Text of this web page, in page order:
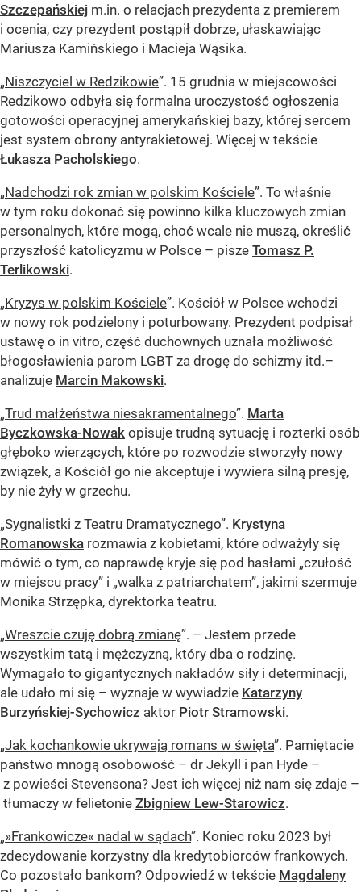
Szczepańskiej m.in. o relacjach prezydenta z premierem
i ocenia, czy prezydent postąpił dobrze, ułaskawiając
Mariusza Kamińskiego i Macieja Wąsika.
„Niszczyciel w Redzikowie”. 15 grudnia w miejscowości
Redzikowo odbyła się formalna uroczystość ogłoszenia
gotowości operacyjnej amerykańskiej bazy, której sercem
jest system obrony antyrakietowej. Więcej w tekście
Łukasza Pacholskiego.
„Nadchodzi rok zmian w polskim Kościele”. To właśnie
w tym roku dokonać się powinno kilka kluczowych zmian
personalnych, które mogą, choć wcale nie muszą, określić
przyszłość katolicyzmu w Polsce – pisze Tomasz P.
Terlikowski.
„Kryzys w polskim Kościele”. Kościół w Polsce wchodzi
w nowy rok podzielony i poturbowany. Prezydent podpisał
ustawę o in vitro, część duchownych uznała możliwość
błogosławienia parom LGBT za drogę do schizmy itd.–
analizuje Marcin Makowski.
„Trud małżeństwa niesakramentalnego”. Marta
Byczkowska-Nowak opisuje trudną sytuację i rozterki osób
głęboko wierzących, które po rozwodzie stworzyły nowy
związek, a Kościół go nie akceptuje i wywiera silną presję,
by nie żyły w grzechu.
„Sygnalistki z Teatru Dramatycznego”. Krystyna
Romanowska rozmawia z kobietami, które odważyły się
mówić o tym, co naprawdę kryje się pod hasłami „czułość
w miejscu pracy” i „walka z patriarchatem”, jakimi szermuje
Monika Strzępka, dyrektorka teatru.
„Wreszcie czuję dobrą zmianę”. – Jestem przede
wszystkim tatą i mężczyzną, który dba o rodzinę.
Wymagało to gigantycznych nakładów siły i determinacji,
ale udało mi się – wyznaje w wywiadzie Katarzyny
Burzyńskiej-Sychowicz aktor Piotr Stramowski.
„Jak kochankowie ukrywają romans w święta”. Pamiętacie
państwo mnogą osobowość – dr Jekyll i pan Hyde –
z powieści Stevensona? Jest ich więcej niż nam się zdaje –
tłumaczy w felietonie Zbigniew Lew-Starowicz.
„»Frankowicze« nadal w sądach”. Koniec roku 2023 był
zdecydowanie korzystny dla kredytobiorców frankowych.
Co pozostało bankom? Odpowiedź w tekście Magdaleny